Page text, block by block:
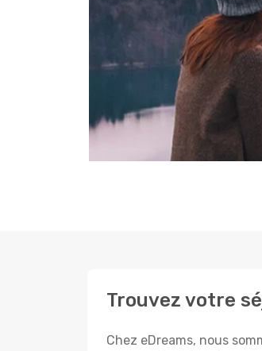
Trouvez votre
Chez eDreams, nous